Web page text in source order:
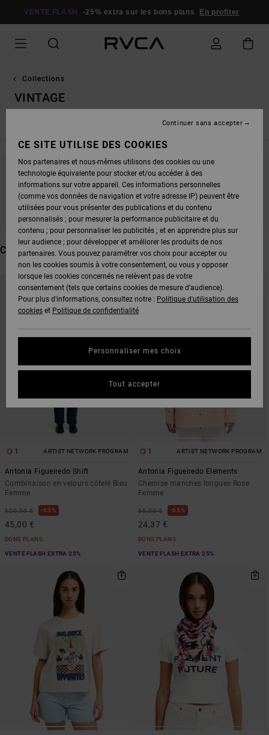
GRILLE
VENTE FLASH -25% extra sur les bons plans En profiter
Collections
VINTAGE
Antonia Figueiredo Dayshift -
NE PARTEZ PAS TROP LOIN, NOS PRODUITS
SERONT BIENTÔT DE RETOUR
CES PRODUITS POURRAIENT VOUS PLAIRE
PASSER
CRITÈRES
FILTRAGE
ALLER
TRIER
1 ARTIST NETWORK PROGRAM
Antonia Figueiredo Shift
Combinaison en velours côtelé Bleu
Femme
120,00 € 63%
45,00 €
BONS PLANS
VENTE FLASH EXTRA 25%
1 ARTIST NETWORK PROGRAM
Antonia Figueiredo Elements
Chemise manches longues Rose
Femme
65,00 € 63%
24,37 €
BONS PLANS
VENTE FLASH EXTRA 25%
CE SITE UTILISE DES COOKIES
Nos partenaires et nous-mêmes utilisons des cookies ou une
technologie équivalente pour stocker et/ou accéder à des
informations sur votre appareil. Ces informations personnelles
(comme vos données de navigation et votre adresse IP) peuvent être
utilisées pour vous présenter des publications et du contenu
personnalisés ; pour mesurer la performance publicitaire et du
contenu ; pour personnaliser les publicités ; et en apprendre plus sur
leur audience ; pour développer et améliorer les produits de nos
partenaires. Vous pouvez paramétrer vos choix pour accepter ou
non les cookies soumis à votre consentement, ou vous y opposer
lorsque les cookies concernés ne relèvent pas de votre
consentement (tels que certains cookies de mesure d’audience).
Pour plus d'informations, consultez notre : Politique d'utilisation des
cookies et Politique de confidentialité
Personnaliser mes choix
Continuer sans accepter
Tout accepter